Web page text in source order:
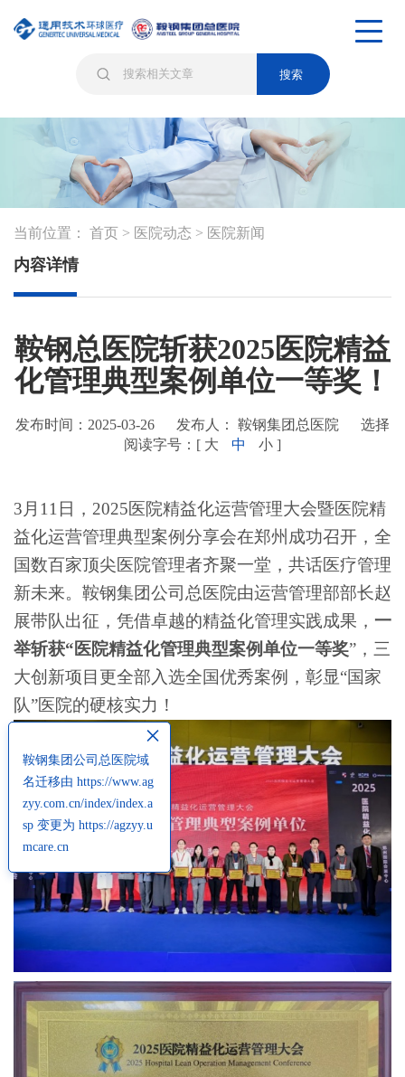
×
鞍钢集团公司总医院域
名迁移由 https://www.ag
zyy.com.cn/index/index.a
sp 变更为 https://agzyy.u
mcare.cn
搜索
当前位置： 首页 > 医院动态 > 医院新闻
内容详情
鞍钢总医院斩获2025医院精益
化管理典型案例单位一等奖！
发布时间：2025-03-26 发布人： 鞍钢集团总医院
选择
阅读字号：[ 大 中 小 ]
3月11日，2025医院精益化运营管理大会暨医院精
益化运营管理典型案例分享会在郑州成功召开，全
国数百家顶尖医院管理者齐聚一堂，共话医疗管理
新未来。鞍钢集团公司总医院由运营管理部部长赵
展带队出征，凭借卓越的精益化管理实践成果， 一
举斩获“医院精益化管理典型案例单位一等奖”，三
大创新项目更全部入选全国优秀案例，彰显“国家
队”医院的硬核实力！